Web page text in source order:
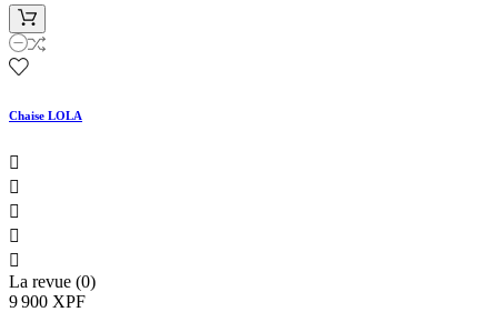
Chaise LOLA





La revue (0)
9 900 XPF